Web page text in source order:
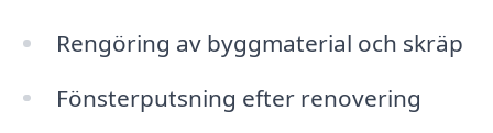
Rengöring av byggmaterial och skräp
Fönsterputsning efter renovering